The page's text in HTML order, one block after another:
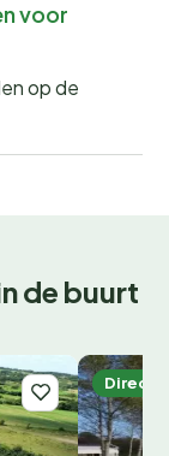
voor
op de
de buurt
Direct